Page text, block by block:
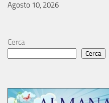
Agosto 10, 2026
Cerca
Cerca